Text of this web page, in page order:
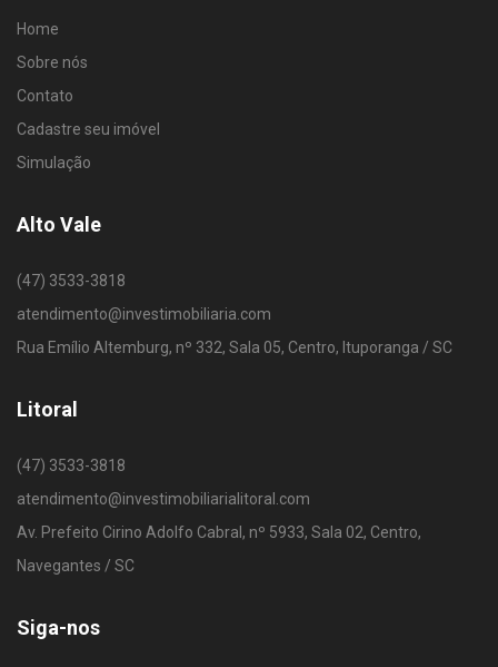
Home
Sobre nós
Contato
Cadastre seu imóvel
Simulação
Alto Vale
(47) 3533-3818
atendimento@investimobiliaria.com
Rua Emílio Altemburg, nº 332, Sala 05, Centro, Ituporanga / SC
Litoral
(47) 3533-3818
atendimento@investimobiliarialitoral.com
Av. Prefeito Cirino Adolfo Cabral, nº 5933, Sala 02, Centro,
Navegantes / SC
Siga-nos